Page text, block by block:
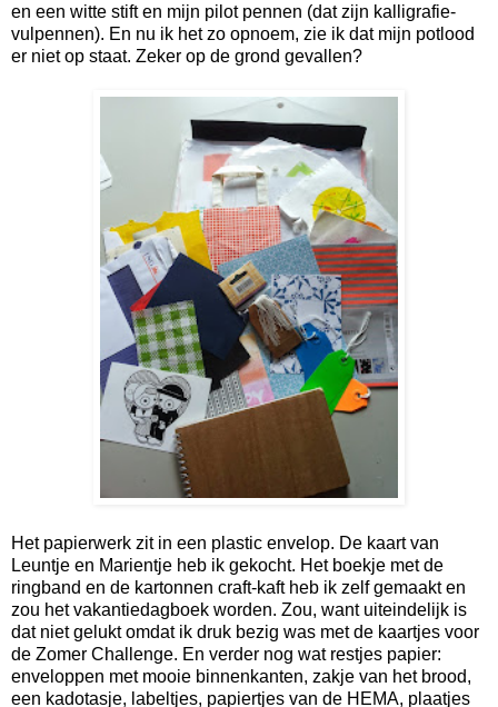
en een witte stift en mijn pilot pennen (dat zijn kalligrafie-
vulpennen). En nu ik het zo opnoem, zie ik dat mijn potlood
er niet op staat. Zeker op de grond gevallen?
Het papierwerk zit in een plastic envelop. De kaart van
Leuntje en Marientje heb ik gekocht. Het boekje met de
ringband en de kartonnen craft-kaft heb ik zelf gemaakt en
zou het vakantiedagboek worden. Zou, want uiteindelijk is
dat niet gelukt omdat ik druk bezig was met de kaartjes voor
de Zomer Challenge. En verder nog wat restjes papier:
enveloppen met mooie binnenkanten, zakje van het brood,
een kadotasje, labeltjes, papiertjes van de HEMA, plaatjes